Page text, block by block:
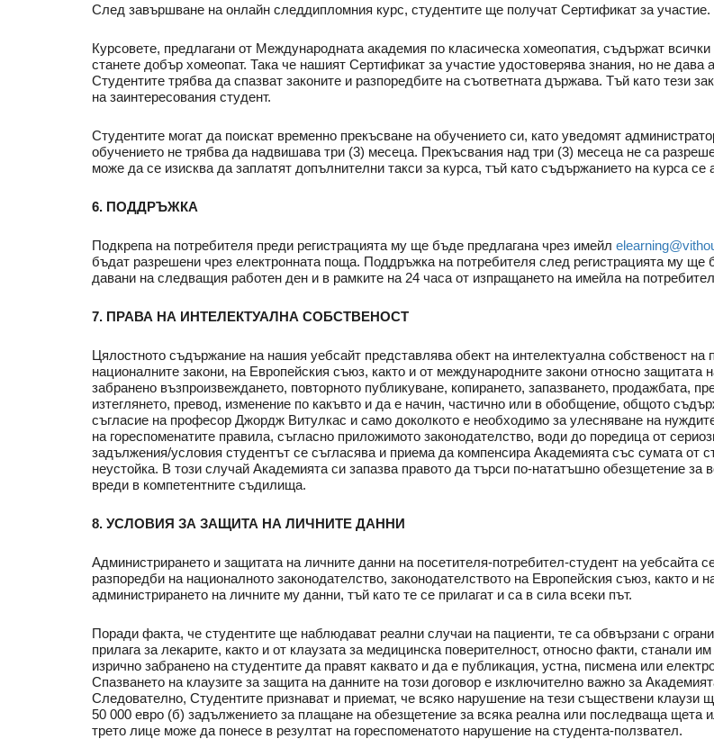
След завършване на онлайн следдипломния курс, студентите ще получат Сертификат за участие.
Курсовете, предлагани от Международната академия по класическа хомеопатия, съдържат
станете добър хомеопат. Така че нашият Сертификат за участие удостоверява знания, но не дава
Студентите трябва да спазват законите и разпоредбите на съответната държава. Тъй като тези
на заинтересования студент.
Студентите могат да поискат временно прекъсване на обучението си, като уведомят
обучението не трябва да надвишава три (3) месеца. Прекъсвания над три (3) месеца не са
може да се изисква да заплатят допълнителни такси за курса, тъй като съдържанието на курса се
6. ПОДДРЪЖКА
Подкрепа на потребителя преди регистрацията му ще бъде предлагана чрез имейл
бъдат разрешени чрез електронната поща. Поддръжка на потребителя след регистрацията му
давани на следващия работен ден и в рамките на 24 часа от изпращането на имейла на
7. ПРАВА НА ИНТЕЛЕКТУАЛНА СОБСТВЕНОСТ
Цялостното съдържание на нашия уебсайт представлява обект на интелектуална собственост
националните закони, на Европейския съюз, както и от международните закони относно защитата
забранено възпроизвеждането, повторното публикуване, копирането, запазването, продажбата,
изтеглянето, превод, изменение по какъвто и да е начин, частично или в обобщение, общото
съгласие на професор Джордж Витулкас и само доколкото е необходимо за улесняване на
на гореспоменатите правила, съгласно приложимото законодателство, води до поредица от
задължения/условия студентът се съгласява и приема да компенсира Академията със сумата от
неустойка. В този случай Академията си запазва правото да търси по-нататъшно обезщетение за
вреди в компетентните съдилища.
8. УСЛОВИЯ ЗА ЗАЩИТА НА ЛИЧНИТЕ ДАННИ
Администрирането и защитата на личните данни на посетителя-потребител-студент на уебсайта
разпоредби на националното законодателство, законодателството на Европейския съюз, както и
администрирането на личните му данни, тъй като те се прилагат и са в сила всеки път.
Поради факта, че студентите ще наблюдават реални случаи на пациенти, те са обвързани с
прилага за лекарите, както и от клаузата за медицинска поверителност, относно факти, станали
изрично забранено на студентите да правят каквато и да е публикация, устна, писмена или
Спазването на клаузите за защита на данните на този договор е изключително важно за
Следователно, Студентите признават и приемат, че всяко нарушение на тези съществени клаузи
50 000 евро (б) задължението за плащане на обезщетение за всяка реална или последваща щета
трето лице може да понесе в резултат на гореспоменатото нарушение на студента-ползвател.